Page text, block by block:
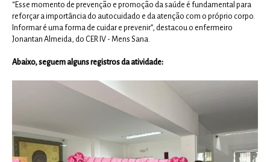
“Esse momento de prevenção e promoção da saúde é fundamental para
reforçar a importância do autocuidado e da atenção com o próprio corpo.
Informar é uma forma de cuidar e prevenir”, destacou o enfermeiro
Jonantan Almeida, do CER IV - Mens Sana.
Abaixo, seguem alguns registros da atividade: